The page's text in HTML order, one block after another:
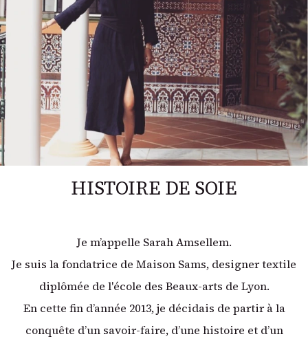
HISTOIRE DE SOIE
Je m’appelle Sarah Amsellem.
Je suis la fondatrice de Maison Sams, designer textile
diplômée de l'école des Beaux-arts de Lyon.
En cette fin d’année 2013, je décidais de partir à la
conquête d’un savoir-faire, d’une histoire et d’un